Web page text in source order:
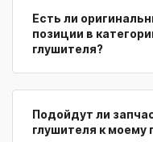
Есть ли
позиции в
глушителя?
Подойдут ли
глушителя к моему